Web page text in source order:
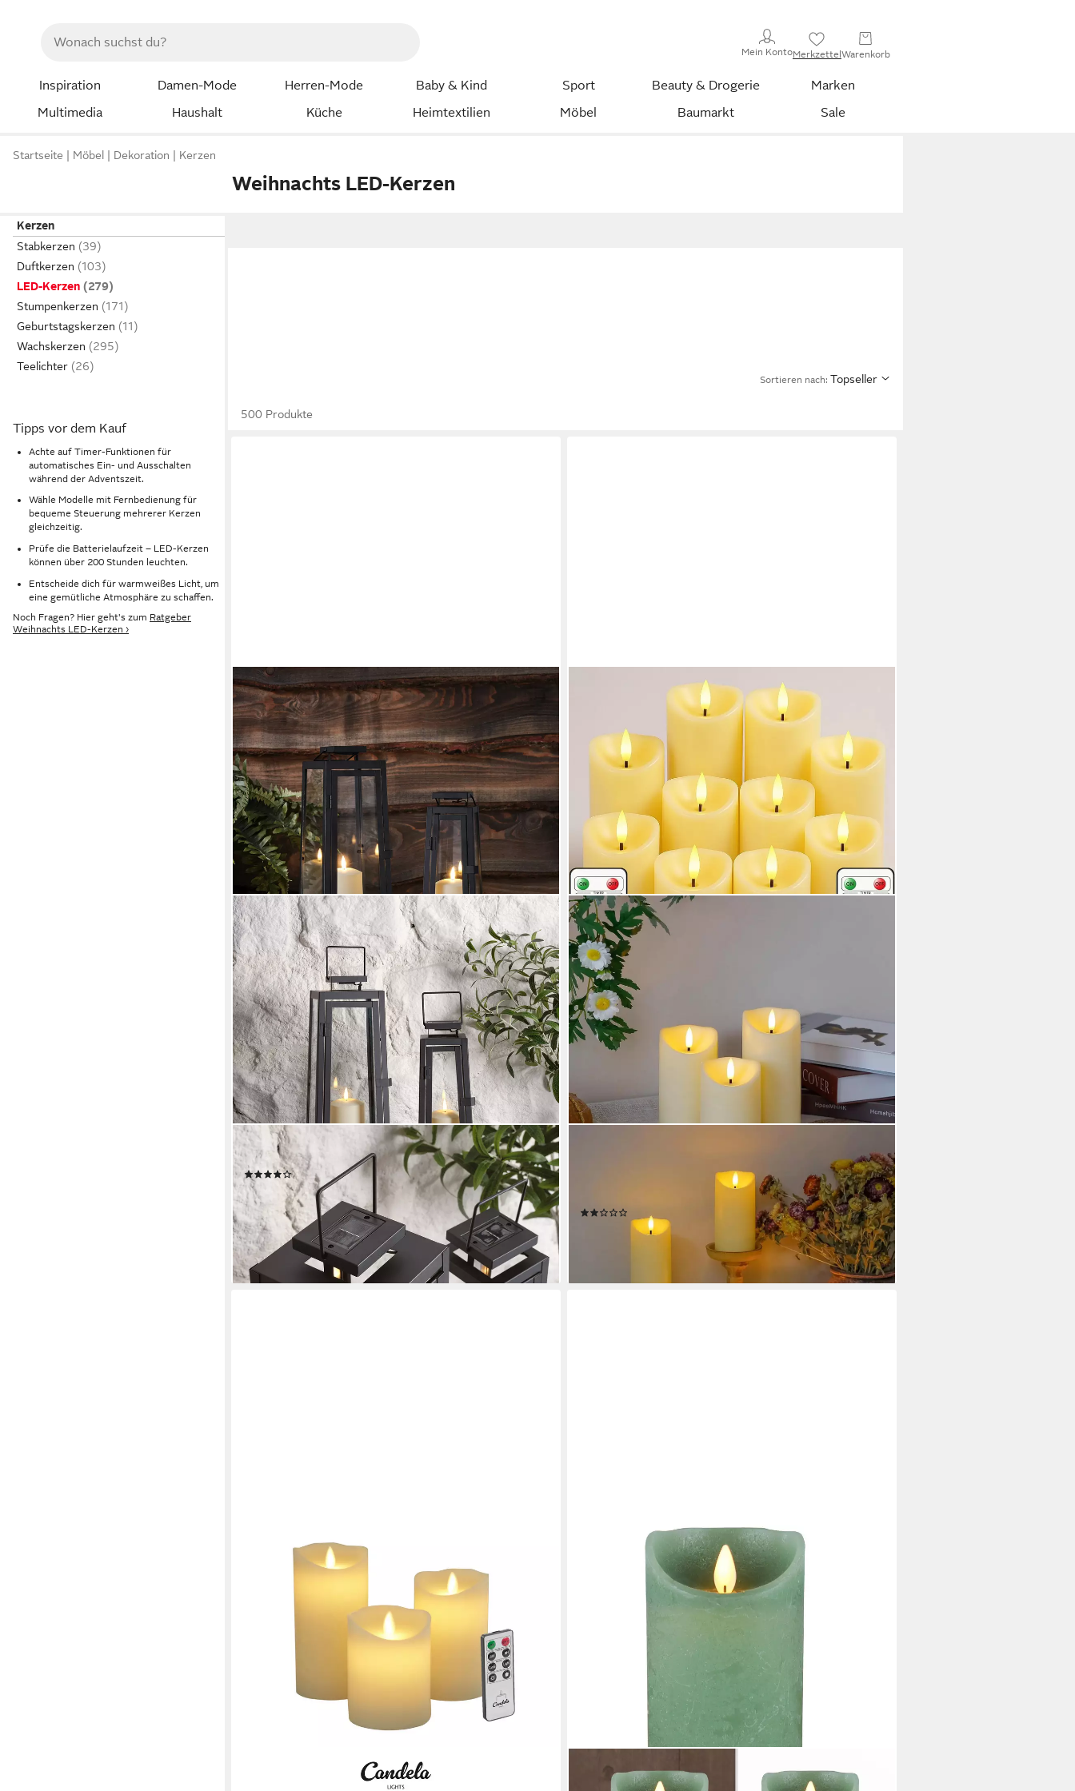
Mein KontoMerkzettelWarenkorb
Inspiration Damen-Mode Herren-Mode Baby & Kind Sport Beauty & Drogerie
Marken
Multimedia
Haushalt Küche Heimtextilien Möbel Baumarkt Sale
Startseite Möbel Dekoration Kerzen
Weihnachts LED-Kerzen
Kerzen
Stabkerzen
Duftkerzen
LED-Kerzen
Stumpenkerzen
Geburtstagskerzen
Wachskerzen
Teelichter
Tipps vor dem Kauf
Achte auf Timer-Funktionen für
automatisches Ein- und Ausschalten
während der Adventszeit.
Wähle Modelle mit Fernbedienung für
bequeme Steuerung mehrerer Kerzen
gleichzeitig.
Prüfe die Batterielaufzeit – LED-Kerzen
können über 200 Stunden leuchten.
Entscheide dich für warmweißes Licht, um
eine gemütliche Atmosphäre zu schaffen.
Noch Fragen? Hier geht's zum Ratgeber
Weihnachts LED-Kerzen ›
Sortieren nach: Topseller
500 Produkte
LIGHTS4FUN
LED-Kerze Porto Solar Laternen Duo mit TruGlow® Kerzen
(2)
39,99 € UVP 84,99 €
-53%
lieferbar - in 4-5 Werktagen bei dir
LED-Kerze 10er flammenlose Kerzen mit Fernbedienung,
LED-Kerzen flackernd (10-tlg), Rauchfrei, Kindersicher,
UVP63,99 €
lieferbar - in 9-11 Werktagen bei dir